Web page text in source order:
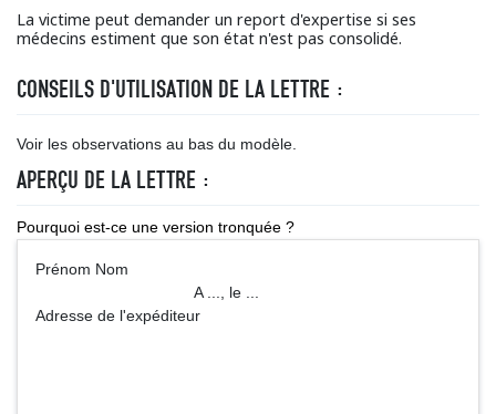
La victime peut demander un report d'expertise si ses
médecins estiment que son état n'est pas consolidé.
CONSEILS D'UTILISATION DE LA LETTRE :
Voir les observations au bas du modèle.
APERÇU DE LA LETTRE :
Pourquoi est-ce une version tronquée ?
Prénom Nom
A ..., le ...
Adresse de l'expéditeur